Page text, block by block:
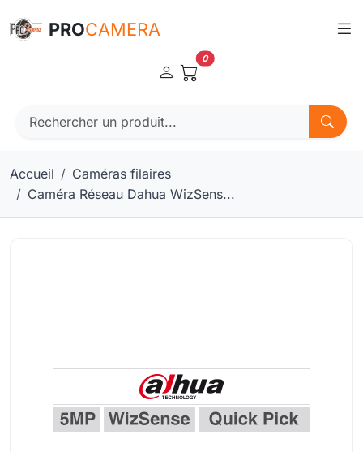
PROCAMERA
0
Accueil
Caméras filaires
Caméra Réseau Dahua WizSens...